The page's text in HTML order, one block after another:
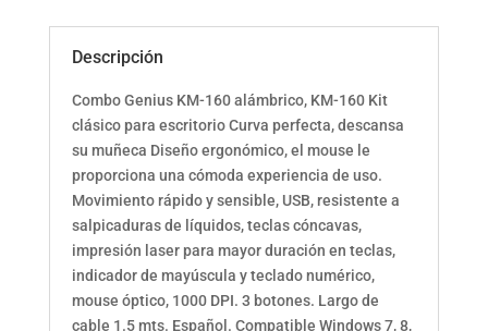
Descripción
Combo Genius KM-160 alámbrico, KM-160 Kit
clásico para escritorio Curva perfecta, descansa
su muñeca Diseño ergonómico, el mouse le
proporciona una cómoda experiencia de uso.
Movimiento rápido y sensible, USB, resistente a
salpicaduras de líquidos, teclas cóncavas,
impresión laser para mayor duración en teclas,
indicador de mayúscula y teclado numérico,
mouse óptico, 1000 DPI. 3 botones. Largo de
cable 1.5 mts. Español. Compatible Windows 7, 8,